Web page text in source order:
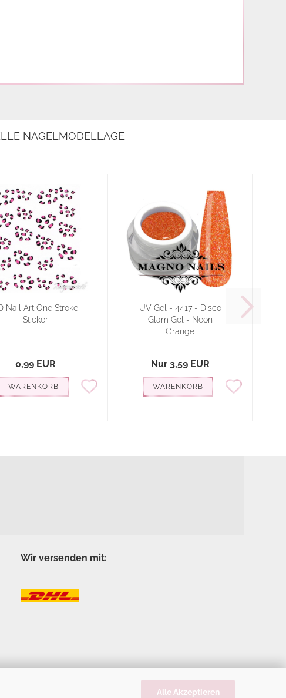
Alle Akzeptieren
NAGELMODELLAGE
Nail Art One Stroke
Sticker
0,99 EUR
WARENKORB
UV Gel - 4417 - Disco
Glam Gel - Neon
Orange
Nur 3,59 EUR
WARENKORB
Wir versenden mit: